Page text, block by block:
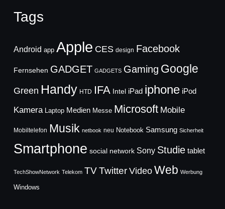
Tags
Android app Apple CES design Facebook
Fernsehen GADGET GADGETS Gaming Google
Green Handy HTD IFA Intel iPad iphone iPod
Kamera Laptop Medien Messe Microsoft Mobile
Mobiltelefon Musik netbook neu Notebook Samsung Sicherheit
Smartphone social network Sony Studie tablet
TechShowNetwork Telekom TVTwitter Video Web Werbung
Windows